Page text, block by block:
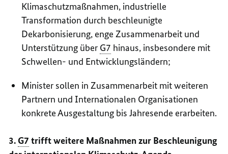
Klimaschutzmaßnahmen, industrielle
Transformation durch beschleunigte
Dekarbonisierung, enge Zusammenarbeit und
Unterstützung über G7 hinaus, insbesondere mit
Schwellen- und Entwicklungsländern;
Minister sollen in Zusammenarbeit mit weiteren
Partnern und Internationalen Organisationen
konkrete Ausgestaltung bis Jahresende erarbeiten.
3. G7 trifft weitere Maßnahmen zur Beschleunigung